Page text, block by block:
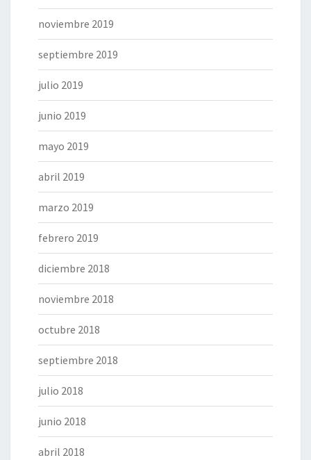
noviembre 2019
septiembre 2019
julio 2019
junio 2019
mayo 2019
abril 2019
marzo 2019
febrero 2019
diciembre 2018
noviembre 2018
octubre 2018
septiembre 2018
julio 2018
junio 2018
abril 2018